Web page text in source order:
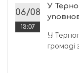
06/08
13:07
У
У
громаді